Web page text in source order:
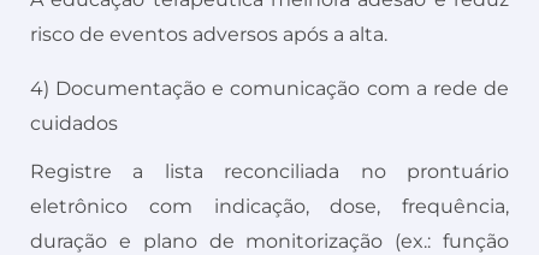
risco de eventos adversos após a alta.
4) Documentação e comunicação com a rede de
cuidados
Registre a lista reconciliada no prontuário
eletrônico com indicação, dose, frequência,
duração e plano de monitorização (ex.: função